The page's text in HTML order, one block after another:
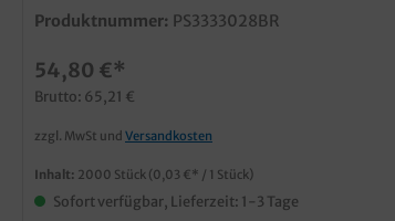
Produktnummer: PS3333028BR
54,80 €*
Brutto: 65,21 €
zzgl. MwSt und Versandkosten
Inhalt: 2000 Stück (0,03 €* / 1 Stück)
Sofort verfügbar, Lieferzeit: 1-3 Tage